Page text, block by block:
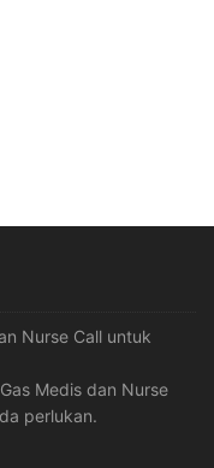
Nurse Call untuk
Medis dan Nurse
perlukan.